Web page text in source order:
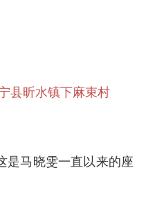
县昕水镇下麻束村
是马晓雯一直以来的座